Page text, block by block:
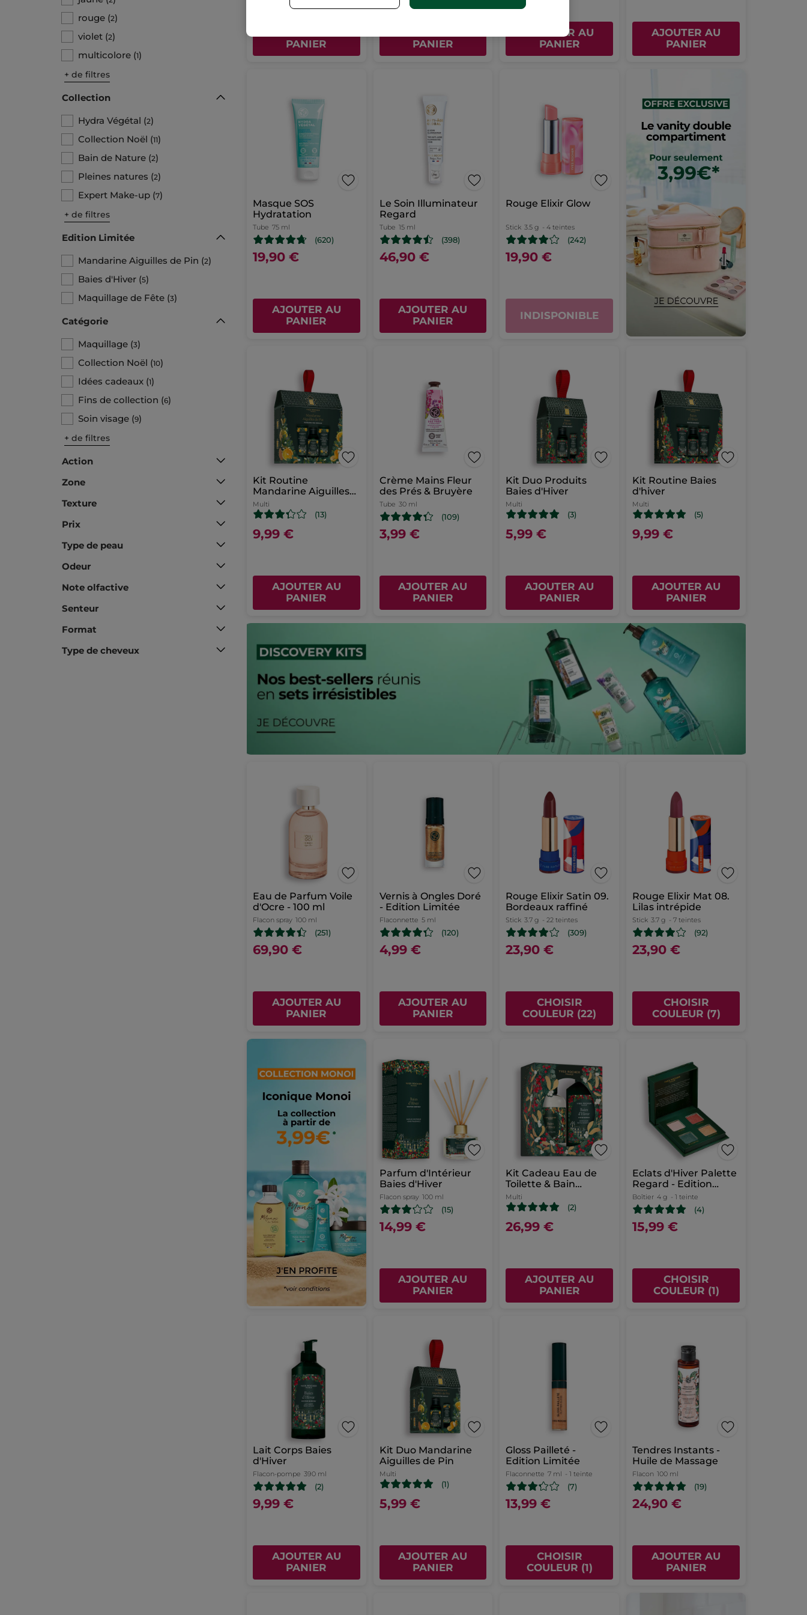
rouge (2)
violet (2)
multicolore (1)
+ de filtres
Collection
Hydra Végétal (2)
Collection Noël (11)
Bain de Nature (2)
Pleines natures (2)
Expert Make-up (7)
+ de filtres
Edition Limitée
Mandarine Aiguilles de Pin (2)
Baies d'Hiver (5)
Maquillage de Fête (3)
Catégorie
Maquillage (3)
Collection Noël (10)
Idées cadeaux (1)
Fins de collection (6)
Soin visage (9)
+ de filtres
Action
Zone
Texture
Prix
Type de peau
Odeur
Note olfactive
Senteur
Format
Type de cheveux
PANIER
PANIER
AJOUTER AU
PANIER
AJOUTER AU
PANIER
Masque SOS
Hydratation
Tube 75 ml
(620)
19,90 €
AJOUTER AU
PANIER
Le Soin Illuminateur
Regard
Tube 15 ml
(398)
46,90 €
AJOUTER AU
PANIER
Rouge Elixir Glow
Stick 3.5 g - 4 teintes
(242)
19,90 €
INDISPONIBLE
Kit Routine
Mandarine Aiguilles
de Pin - Edition
limitée
Multi
(13)
9,99 €
AJOUTER AU
PANIER
Crème Mains Fleur
des Prés & Bruyère
Tube 30 ml
(109)
3,99 €
AJOUTER AU
PANIER
Kit Duo Produits
Baies d'Hiver
Multi
(3)
5,99 €
AJOUTER AU
PANIER
Kit Routine Baies
d'hiver
Multi
(5)
9,99 €
AJOUTER AU
PANIER
Eau de Parfum Voile
d'Ocre - 100 ml
Flacon spray 100 ml
(251)
69,90 €
AJOUTER AU
PANIER
Vernis à Ongles Doré
- Edition Limitée
Flaconnette 5 ml
(120)
4,99 €
AJOUTER AU
PANIER
Rouge Elixir Satin 09.
Bordeaux raffiné
Stick 3.7 g - 22 teintes
(309)
23,90 €
CHOISIR
COULEUR (22)
Rouge Elixir Mat 08.
Lilas intrépide
Stick 3.7 g - 7 teintes
(92)
23,90 €
CHOISIR
COULEUR (7)
Parfum d'Intérieur
Baies d'Hiver
Flacon spray 100 ml
(15)
14,99 €
AJOUTER AU
PANIER
Kit Cadeau Eau de
Toilette & Bain
Douche Baies d'Hiver
Multi
(2)
26,99 €
AJOUTER AU
PANIER
Eclats d'Hiver Palette
Regard - Edition
Limitée
Boîtier 4 g - 1 teinte
(4)
15,99 €
CHOISIR
COULEUR (1)
Lait Corps Baies
d'Hiver
Flacon-pompe 390 ml
(2)
9,99 €
AJOUTER AU
PANIER
Kit Duo Mandarine
Aiguilles de Pin
Multi
(1)
5,99 €
AJOUTER AU
PANIER
Gloss Pailleté -
Edition Limitée
Flaconnette 7 ml - 1 teinte
(7)
13,99 €
CHOISIR
COULEUR (1)
Tendres Instants -
Huile de Massage
Flacon 100 ml
(19)
24,90 €
AJOUTER AU
PANIER